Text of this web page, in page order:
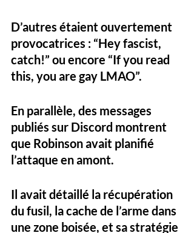
D’autres étaient ouvertement
provocatrices : “Hey fascist,
catch!” ou encore “If you read
this, you are gay LMAO”.
En parallèle, des messages
publiés sur Discord montrent
que Robinson avait planifié
l’attaque en amont.
Il avait détaillé la récupération
du fusil, la cache de l’arme dans
une zone boisée, et sa stratégie